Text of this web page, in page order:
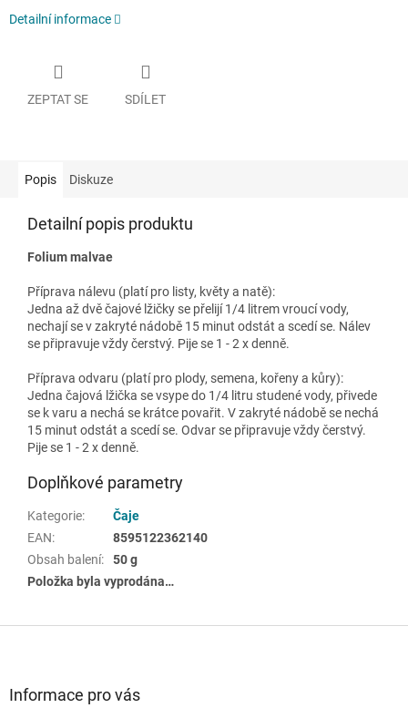
Detailní informace
ZEPTAT SE SDÍLET
Popis Diskuze
Detailní popis produktu
Folium malvae
Příprava nálevu (platí pro listy, květy a natě):
Jedna až dvě čajové lžičky se přelijí 1/4 litrem vroucí vody,
nechají se v zakryté nádobě 15 minut odstát a scedí se. Nálev
se připravuje vždy čerstvý. Pije se 1 - 2 x denně.
Příprava odvaru (platí pro plody, semena, kořeny a kůry):
Jedna čajová lžička se vsype do 1/4 litru studené vody, přivede
se k varu a nechá se krátce povařit. V zakryté nádobě se nechá
15 minut odstát a scedí se. Odvar se připravuje vždy čerstvý.
Pije se 1 - 2 x denně.
Doplňkové parametry
Kategorie:
Čaje
EAN:
8595122362140
Obsah balení:
50 g
Položka byla vyprodána…
Informace pro vás